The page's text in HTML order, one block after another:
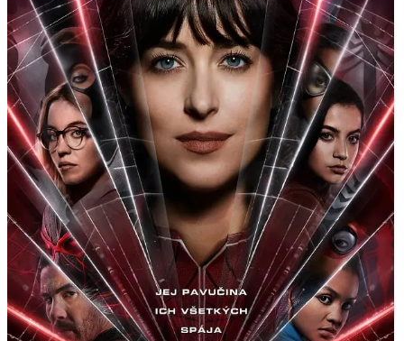
Tipy
Výlet
Turistika
Cyklistika
Hrady
Podujatia
Výstava
Galéria
Divadlo
Folklór
Fašiangy
Ubytovanie
Pobyty
Gastro
Kaviarne
Víno
Kultúra a tradície
Šport a agroturistika
Školstvo